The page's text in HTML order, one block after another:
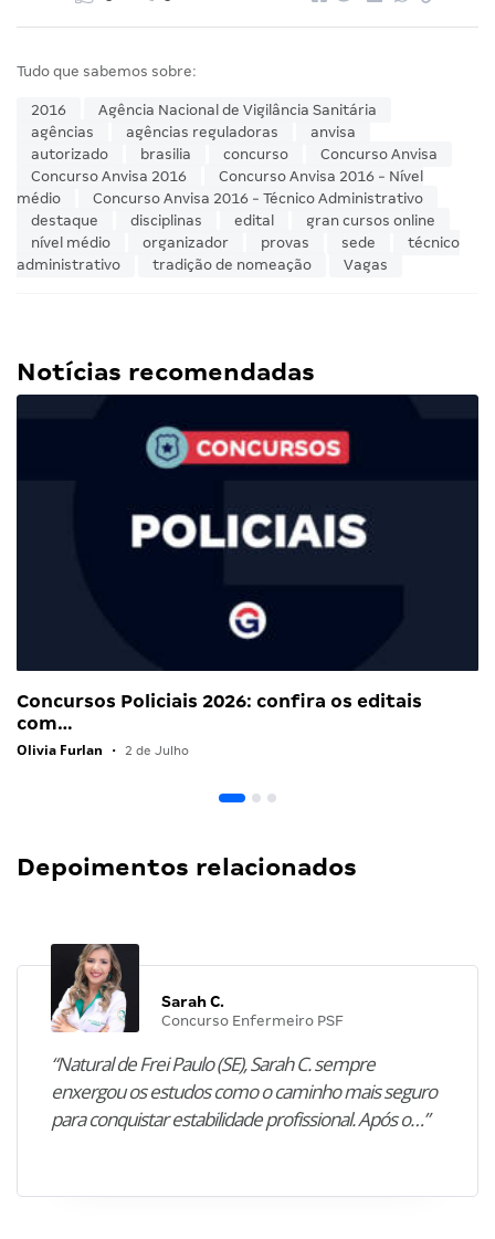
Tudo que sabemos sobre:
2016
Agência Nacional de Vigilância Sanitária
agências
agências reguladoras
anvisa
autorizado
brasilia concurso
Concurso Anvisa
Concurso Anvisa 2016
Concurso Anvisa 2016 - Nível
médio
Concurso Anvisa 2016 - Técnico Administrativo
destaque
disciplinas edital
gran cursos online
nível médio
organizador provas sede
técnico
administrativo
tradição de nomeação Vagas
Notícias recomendadas
Concursos Policiais 2026: confira os editais
com…
Olivia Furlan • 2 de Julho
Depoimentos relacionados
Sarah C.
Concurso Enfermeiro PSF
“Natural de Frei Paulo (SE), Sarah C. sempre
enxergou os estudos como o caminho mais seguro
para conquistar estabilidade profissional. Após o…”